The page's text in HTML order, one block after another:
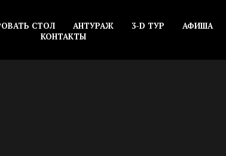
СТОЛ АНТУРАЖ 3-D ТУР АФИША
КОНТАКТЫ